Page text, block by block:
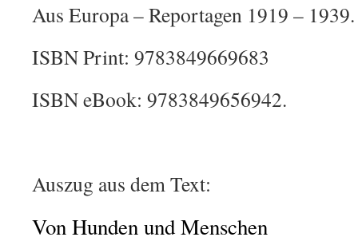
Aus Europa – Reportagen 1919 – 1939.
ISBN Print: 9783849669683
ISBN eBook: 9783849656942.
Auszug aus dem Text:
Von Hunden und Menschen